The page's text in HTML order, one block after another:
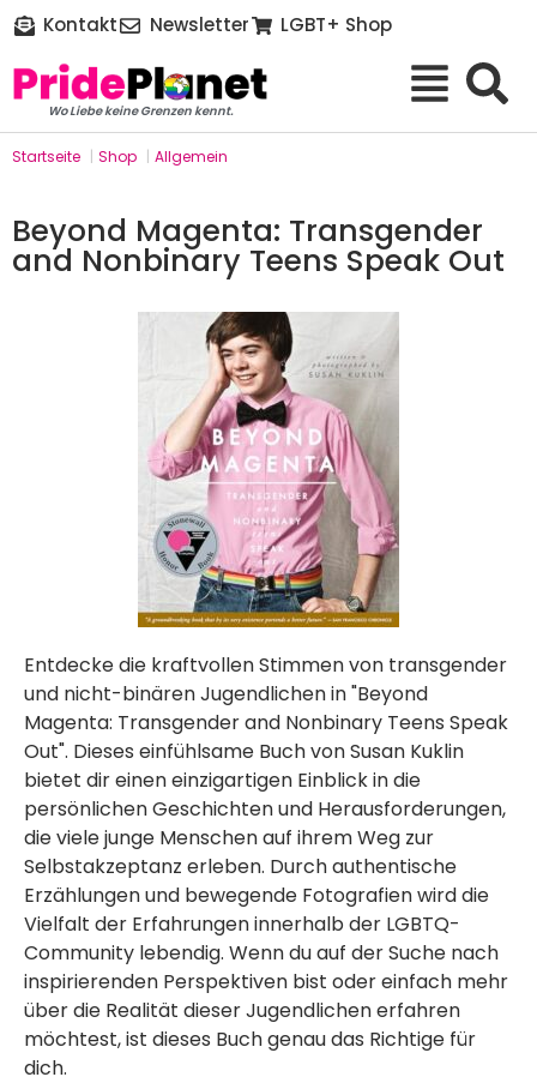
Kontakt Newsletter LGBT+ Shop
Wo Liebe keine Grenzen kennt.
Startseite | Shop | Allgemein
Beyond Magenta: Transgender
and Nonbinary Teens Speak Out
Entdecke die kraftvollen Stimmen von transgender
und nicht-binären Jugendlichen in "Beyond
Magenta: Transgender and Nonbinary Teens Speak
Out". Dieses einfühlsame Buch von Susan Kuklin
bietet dir einen einzigartigen Einblick in die
persönlichen Geschichten und Herausforderungen,
die viele junge Menschen auf ihrem Weg zur
Selbstakzeptanz erleben. Durch authentische
Erzählungen und bewegende Fotografien wird die
Vielfalt der Erfahrungen innerhalb der LGBTQ-
Community lebendig. Wenn du auf der Suche nach
inspirierenden Perspektiven bist oder einfach mehr
über die Realität dieser Jugendlichen erfahren
möchtest, ist dieses Buch genau das Richtige für
dich.